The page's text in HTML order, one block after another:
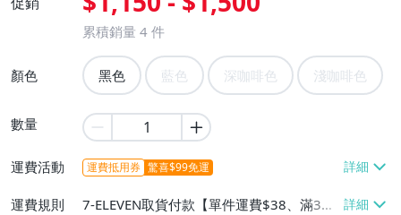
累積銷量 4 件
顏色 黑色 藍色 深咖啡色 淺咖啡色
數量
運費活動 運費抵用券 驚喜$99免運
運費規則
7-ELEVEN取貨付款【單件運費$38、滿3件